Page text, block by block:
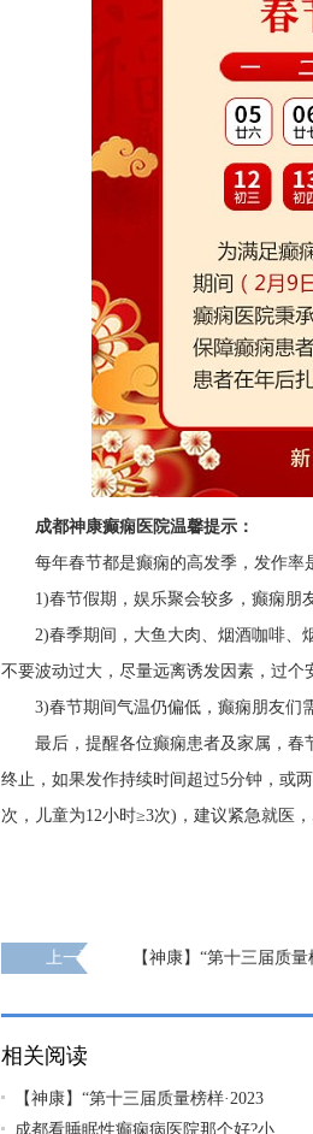
成都神康癫痫医院温馨提示：
每年春节都是癫痫的高发季，发作率
1)春节假期，娱乐聚会较多，癫痫朋
2)春季期间，大鱼大肉、烟酒咖啡、
不要波动过大，尽量远离诱发因素，过个
3)春节期间气温仍偏低，癫痫朋友们
最后，提醒各位癫痫患者及家属，
终止，如果发作持续时间超过5分钟，或
次，儿童为12小时≥3次)，建议紧急就医
上一页
【神康】“第十三届质
牌”
相关阅读
【神康】“第十三届质量榜样·2023
成都看睡眠性癫痫病医院那个好?小